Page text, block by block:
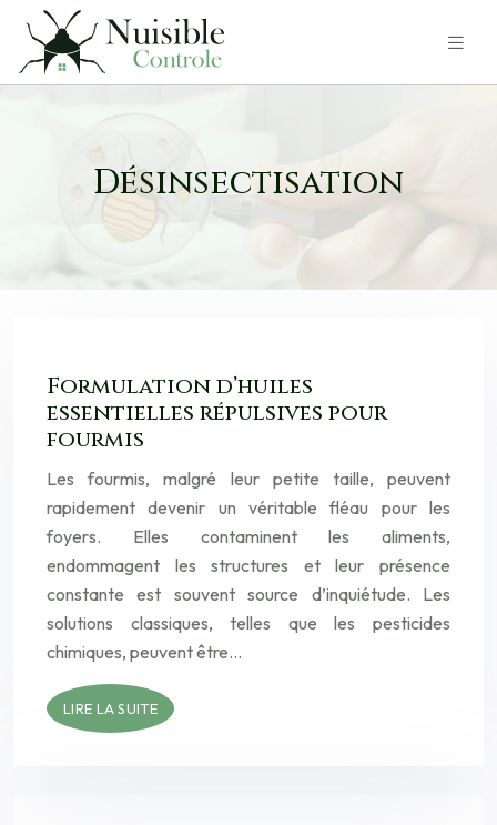
Désinsectisation
Formulation d’huiles
essentielles répulsives pour
fourmis
Les fourmis, malgré leur petite taille, peuvent
rapidement devenir un véritable fléau pour les
foyers. Elles contaminent les aliments,
endommagent les structures et leur présence
constante est souvent source d’inquiétude. Les
solutions classiques, telles que les pesticides
chimiques, peuvent être…
LIRE LA SUITE